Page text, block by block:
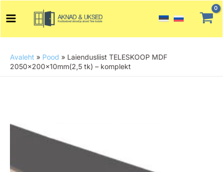
Menu
Avaleht » Pood » Laiendusliist TELESKOOP MDF
2050x200x10mm(2,5 tk) – komplekt
tk)